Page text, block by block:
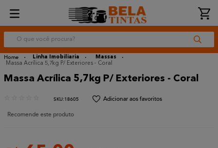
O que você procura?
Linha Imobiliaria
Massas
Massa Acrílica 5,7kg P/ Exteriores - Coral
Massa Acrílica 5,7kg P/ Exteriores - Coral
:18605
Recomende este produto